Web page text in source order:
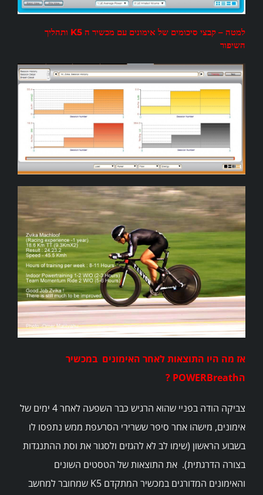
למטה – קבצי סיכומים של אימונים עם מכשיר ה K5 ותהליך
השיפור
אז מה היו התוצאות לאחר האימונים במכשיר
הPOWERBreath ?
צביקה הודה בפניי שהוא הרגיש כבר השפעה לאחר 4 ימים של
אימונים, מישהו אחר סיפר ששרירי הסרעפת ממש נתפסו לו
בשבוע הראשון (שימו לב לא להגזים ולסגור את וסת ההתנגדות
בצורה הדרגתית). את התוצאות של הטסטים השונים
והאימונים המדורגים במכשיר המתקדם K5 שמחובר למחשב